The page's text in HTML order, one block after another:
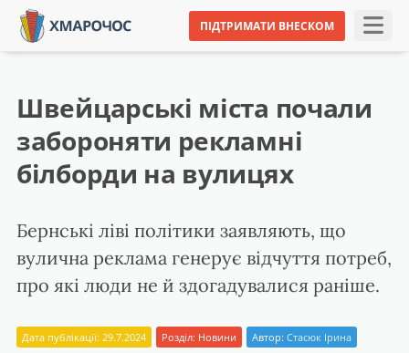
ПІДТРИМАТИ ВНЕСКОМ
Швейцарські міста почали
забороняти рекламні
білборди на вулицях
Бернські ліві політики заявляють, що
вулична реклама генерує відчуття потреб,
про які люди не й здогадувалися раніше.
Дата публікації: 29.7.2024 Розділ: Новини Автор: Стасюк Ірина